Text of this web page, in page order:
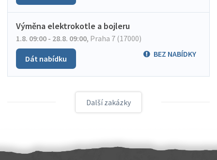
Výměna elektrokotle a bojleru
1.8. 09:00 - 28.8. 09:00, Praha 7 (17000)
BEZ NABÍDKY
Dát nabídku
Další zakázky